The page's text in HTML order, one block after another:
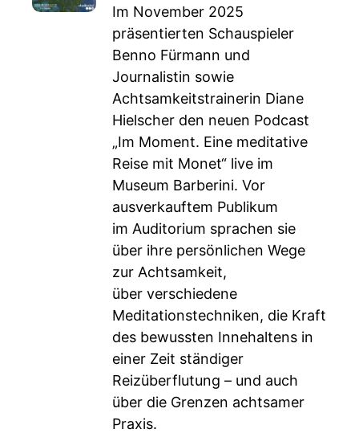
Im November 2025
präsentierten Schauspieler
Benno Fürmann und
Journalistin sowie
Achtsamkeitstrainerin Diane
Hielscher den neuen Podcast
„Im Moment. Eine meditative
Reise mit Monet“ live im
Museum Barberini. Vor
ausverkauftem Publikum
im Auditorium sprachen sie
über ihre persönlichen Wege
zur Achtsamkeit,
über verschiedene
Meditationstechniken, die Kraft
des bewussten Innehaltens in
einer Zeit ständiger
Reizüberflutung – und auch
über die Grenzen achtsamer
Praxis.